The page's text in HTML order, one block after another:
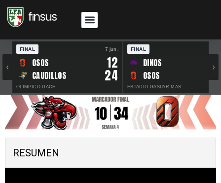
‹
FINAL 7 jun.
OSOS 12
CAUDILLOS 24
OLÍMPICO UACH
FINAL
DINOS
OSOS
ESTADIO GASPAR MAS
›
RESUMEN